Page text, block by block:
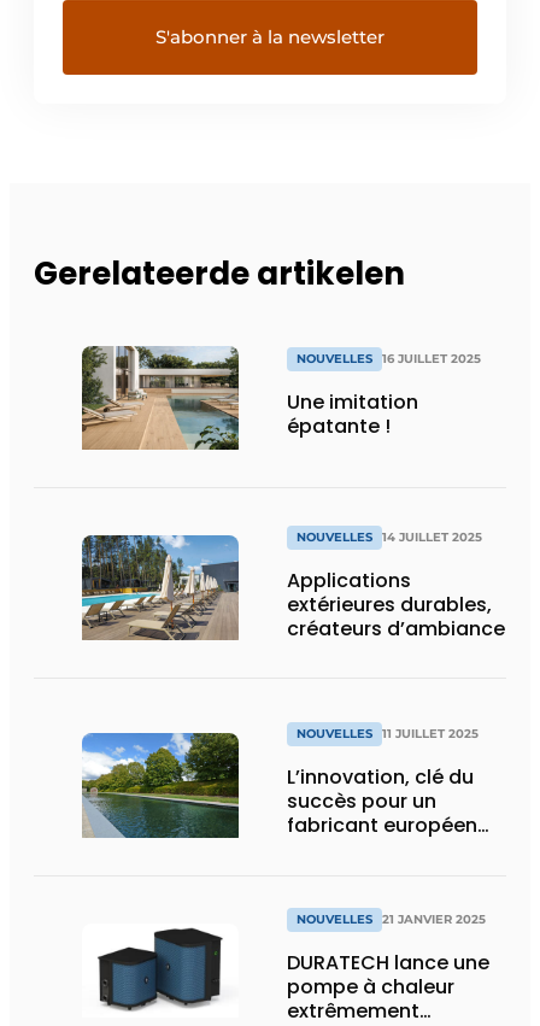
Gerelateerde artikelen
NOUVELLES 16 JUILLET 2025
Une imitation
épatante !
NOUVELLES 14 JUILLET 2025
Applications
extérieures durables,
créateurs d’ambiance
NOUVELLES 11 JUILLET 2025
L’innovation, clé du
succès pour un
fabricant européen
NOUVELLES 21 JANVIER 2025
DURATECH lance une
pompe à chaleur
extrêmement